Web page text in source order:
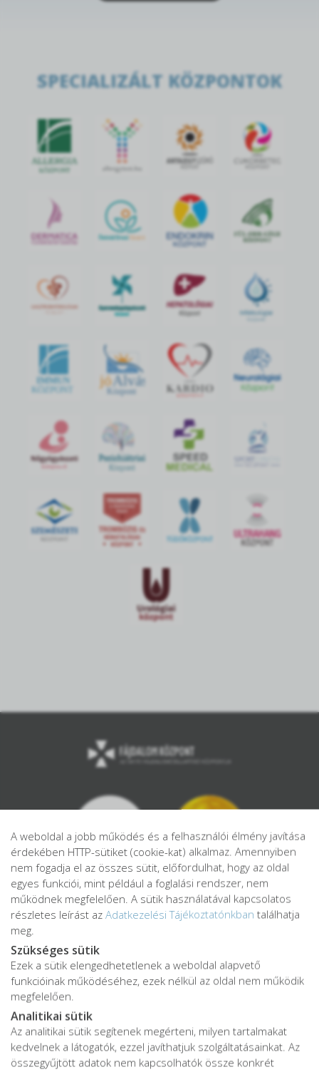
SPECIALIZÁLT KÖZPONTOK
IMMUN
KÖZPONT
jó Alvás
Központ
Adatkezelési tájékoztató
Adatvédelmi tájékoztató
Impresszum
Karrier
A weboldal a jobb működés és a felhasználói élmény javítása
érdekében HTTP-sütiket (cookie-kat) alkalmaz. Amennyiben
nem fogadja el az összes sütit, előfordulhat, hogy az oldal
egyes funkciói, mint például a foglalási rendszer, nem
működnek megfelelően. A sütik használatával kapcsolatos
részletes leírást az Adatkezelési Tájékoztatónkban találhatja
meg.
Szükséges sütik
Ezek a sütik elengedhetetlenek a weboldal alapvető
funkcióinak működéséhez, ezek nélkül az oldal nem működik
megfelelően.
Analitikai sütik
Az analitikai sütik segítenek megérteni, milyen tartalmakat
kedvelnek a látogatók, ezzel javíthatjuk szolgáltatásainkat. Az
összegyűjtött adatok nem kapcsolhatók össze konkrét